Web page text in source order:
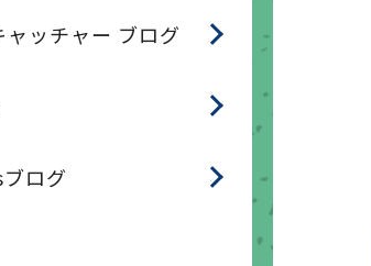
ッチャー ブログ
ログ